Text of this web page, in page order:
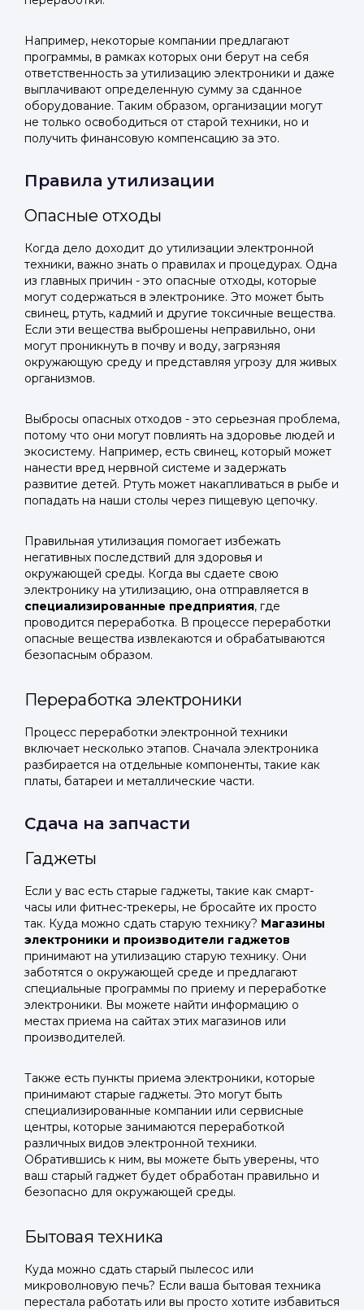
Отправить код
ВКонтакте
или подайте через форму на сайте
Войти в ЛК и заполнить форму
ВКонтакте
или подайте через форму на сайте
Войти в ЛК и заполнить форму
Например, некоторые компании предлагают
программы, в рамках которых они берут на себя
ответственность за утилизацию электроники и даже
выплачивают определенную сумму за сданное
оборудование. Таким образом, организации могут
не только освободиться от старой техники, но и
получить финансовую компенсацию за это.
Правила утилизации
Опасные отходы
Когда дело доходит до утилизации электронной
техники, важно знать о правилах и процедурах. Одна
из главных причин - это опасные отходы, которые
могут содержаться в электронике. Это может быть
свинец, ртуть, кадмий и другие токсичные вещества.
Если эти вещества выброшены неправильно, они
могут проникнуть в почву и воду, загрязняя
окружающую среду и представляя угрозу для живых
организмов.
Выбросы опасных отходов - это серьезная проблема,
потому что они могут повлиять на здоровье людей и
экосистему. Например, есть свинец, который может
нанести вред нервной системе и задержать
развитие детей. Ртуть может накапливаться в рыбе и
попадать на наши столы через пищевую цепочку.
Правильная утилизация помогает избежать
негативных последствий для здоровья и
окружающей среды. Когда вы сдаете свою
электронику на утилизацию, она отправляется в
специализированные предприятия, где
проводится переработка. В процессе переработки
опасные вещества извлекаются и обрабатываются
безопасным образом.
Переработка электроники
Процесс переработки электронной техники
включает несколько этапов. Сначала электроника
разбирается на отдельные компоненты, такие как
платы, батареи и металлические части.
Сдача на запчасти
Гаджеты
Если у вас есть старые гаджеты, такие как смарт-
часы или фитнес-трекеры, не бросайте их просто
так. Куда можно сдать старую технику? Магазины
электроники и производители гаджетов
принимают на утилизацию старую технику. Они
заботятся о окружающей среде и предлагают
специальные программы по приему и переработке
электроники. Вы можете найти информацию о
местах приема на сайтах этих магазинов или
производителей.
Также есть пункты приема электроники, которые
принимают старые гаджеты. Это могут быть
специализированные компании или сервисные
центры, которые занимаются переработкой
различных видов электронной техники.
Обратившись к ним, вы можете быть уверены, что
ваш старый гаджет будет обработан правильно и
безопасно для окружающей среды.
Бытовая техника
Куда можно сдать старый пылесос или
микроволновую печь? Если ваша бытовая техника
перестала работать или вы просто хотите избавиться